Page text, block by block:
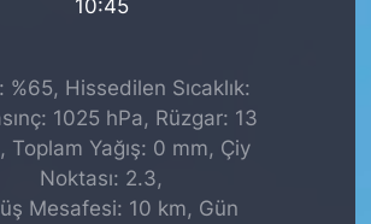
10:45
%65, Hissedilen Sıcaklık:
1025 hPa, Rüzgar: 13
Toplam Yağış: 0 mm, Çiy
Noktası: 2.3,
Mesafesi: 10 km, Gün